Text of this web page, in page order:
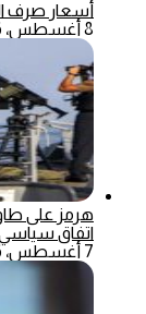
أسعار صرف
8 أغسطس، 2026
هرمز على
اتفاق
7 أغسطس، 2026